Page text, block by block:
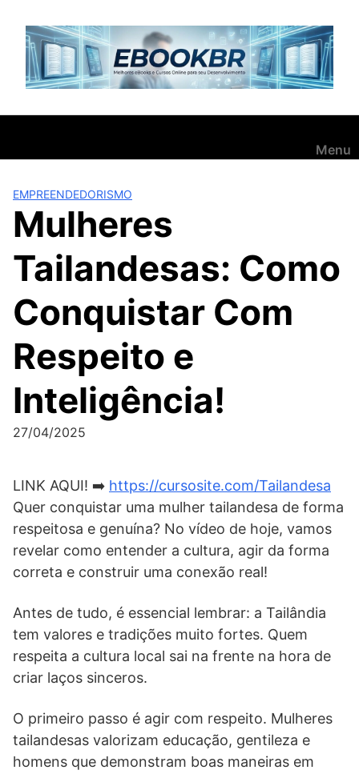
para
conteúdo
Menu
EMPREENDEDORISMO
Mulheres
Tailandesas: Como
Conquistar Com
Respeito e
Inteligência!
27/04/2025
LINK AQUI! ➡️ https://cursosite.com/Tailandesa
Quer conquistar uma mulher tailandesa de forma
respeitosa e genuína? No vídeo de hoje, vamos
revelar como entender a cultura, agir da forma
correta e construir uma conexão real!
Antes de tudo, é essencial lembrar: a Tailândia
tem valores e tradições muito fortes. Quem
respeita a cultura local sai na frente na hora de
criar laços sinceros.
O primeiro passo é agir com respeito. Mulheres
tailandesas valorizam educação, gentileza e
homens que demonstram boas maneiras em